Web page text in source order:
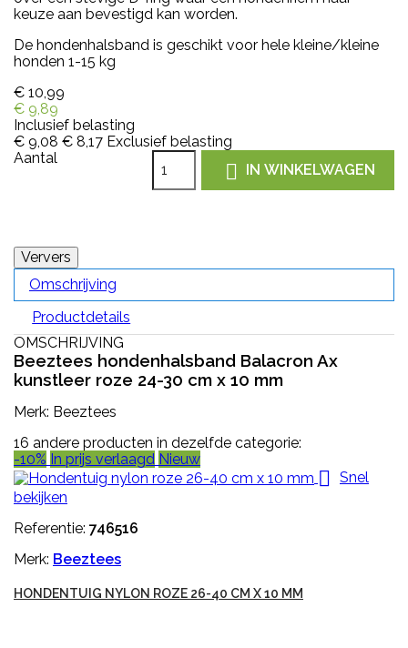
keuze aan bevestigd kan worden.
De hondenhalsband is geschikt voor hele kleine/kleine
honden 1-15 kg
€ 10,99
€ 9,89
Inclusief belasting
€ 9,08 € 8,17 Exclusief belasting
Aantal
 IN WINKELWAGEN
Omschrijving
Productdetails
OMSCHRIJVING
Beeztees hondenhalsband Balacron Ax
kunstleer roze 24-30 cm x 10 mm
Merk: Beeztees
16 andere producten in dezelfde categorie:
-10% In prijs verlaagd Nieuw
 Snel
bekijken
Referentie: 746516
Merk: Beeztees
HONDENTUIG NYLON ROZE 26-40 CM X 10 MM